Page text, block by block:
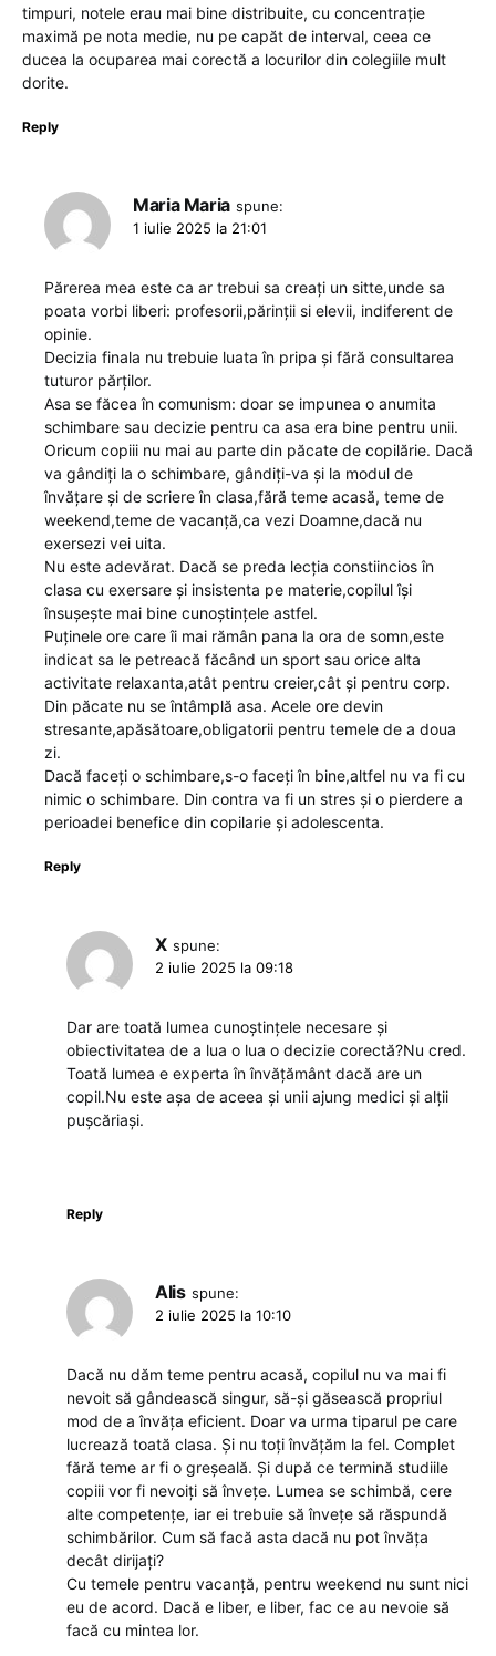
timpuri, notele erau mai bine distribuite, cu concentrație
maximă pe nota medie, nu pe capăt de interval, ceea ce
ducea la ocuparea mai corectă a locurilor din colegiile mult
dorite.
Reply
Maria Maria spune:
1 iulie 2025 la 21:01
Părerea mea este ca ar trebui sa creați un sitte,unde sa
poata vorbi liberi: profesorii,părinții si elevii, indiferent de
opinie.
Decizia finala nu trebuie luata în pripa și fără consultarea
tuturor părților.
Asa se făcea în comunism: doar se impunea o anumita
schimbare sau decizie pentru ca asa era bine pentru unii.
Oricum copiii nu mai au parte din păcate de copilărie. Dacă
va gândiți la o schimbare, gândiți-va și la modul de
învățare și de scriere în clasa,fără teme acasă, teme de
weekend,teme de vacanță,ca vezi Doamne,dacă nu
exersezi vei uita.
Nu este adevărat. Dacă se preda lecția constiincios în
clasa cu exersare și insistenta pe materie,copilul își
însușește mai bine cunoștințele astfel.
Puținele ore care îi mai rămân pana la ora de somn,este
indicat sa le petreacă făcând un sport sau orice alta
activitate relaxanta,atât pentru creier,cât și pentru corp.
Din păcate nu se întâmplă asa. Acele ore devin
stresante,apăsătoare,obligatorii pentru temele de a doua
zi.
Dacă faceți o schimbare,s-o faceți în bine,altfel nu va fi cu
nimic o schimbare. Din contra va fi un stres și o pierdere a
perioadei benefice din copilarie și adolescenta.
Reply
X spune:
2 iulie 2025 la 09:18
Dar are toată lumea cunoștințele necesare și
obiectivitatea de a lua o lua o decizie corectă?Nu cred.
Toată lumea e experta în învățământ dacă are un
copil.Nu este așa de aceea și unii ajung medici și alții
pușcăriași.
Reply
Alis spune:
2 iulie 2025 la 10:10
Dacă nu dăm teme pentru acasă, copilul nu va mai fi
nevoit să gândească singur, să-și găsească propriul
mod de a învăța eficient. Doar va urma tiparul pe care
lucrează toată clasa. Și nu toți învățăm la fel. Complet
fără teme ar fi o greșeală. Și după ce termină studiile
copiii vor fi nevoiți să învețe. Lumea se schimbă, cere
alte competențe, iar ei trebuie să învețe să răspundă
schimbărilor. Cum să facă asta dacă nu pot învăța
decât dirijați?
Cu temele pentru vacanță, pentru weekend nu sunt nici
eu de acord. Dacă e liber, e liber, fac ce au nevoie să
facă cu mintea lor.